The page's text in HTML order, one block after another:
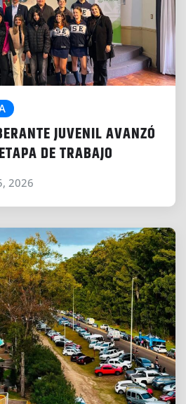
JUVENIL AVANZÓ
DE TRABAJO
2026